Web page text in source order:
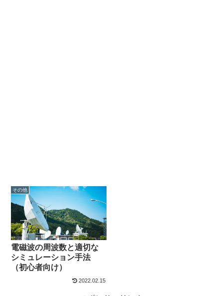
その他
電磁波の周波数と適切な
シミュレーション手法
（初心者向け）
2022.02.15